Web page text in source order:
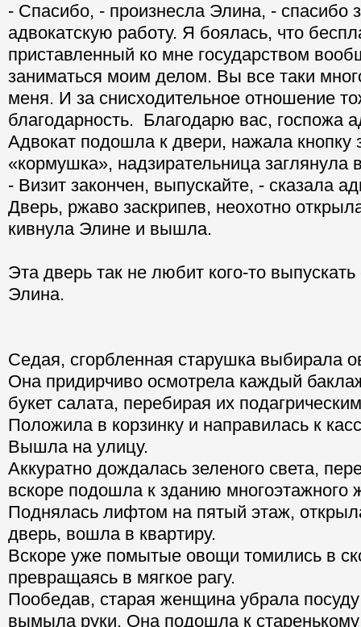
- Спасибо, - произнесла Элина, - спасибо
адвокатскую работу. Я боялась, что
приставленный ко мне государством
заниматься моим делом. Вы все таки
меня. И за снисходительное отношение
благодарность. Благодарю вас, госпожа
Адвокат подошла к двери, нажала кнопку
«кормушка», надзирательница заглянула
- Визит закончен, выпускайте, - сказала
Дверь, ржаво заскрипев, неохотно
кивнула Элине и вышла.
Эта дверь так не любит кого-то
Элина.
Седая, сгорбленная старушка выбирала
Она придирчиво осмотрела каждый
букет салата, перебирая их
Положила в корзинку и направилась к
Вышла на улицу.
Аккуратно дождалась зеленого света,
вскоре подошла к зданию многоэтажного
Поднялась лифтом на пятый этаж,
дверь, вошла в квартиру.
Вскоре уже помытые овощи томились в
превращаясь в мягкое рагу.
Пообедав, старая женщина убрала
вымыла руки. Она подошла к